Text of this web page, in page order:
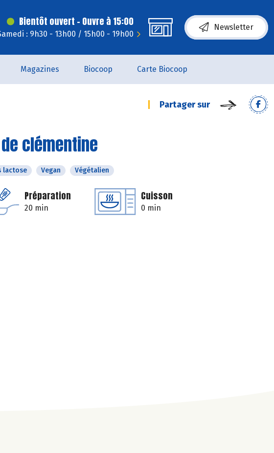
Bientôt ouvert - Ouvre à 15:00
: 9h30 - 13h00 / 15h00 - 19h00
Newsletter
Magazines Biocoop Carte Biocoop
Partager sur
clémentine
lactose Vegan Végétalien
Préparation
20 min
Cuisson
0 min